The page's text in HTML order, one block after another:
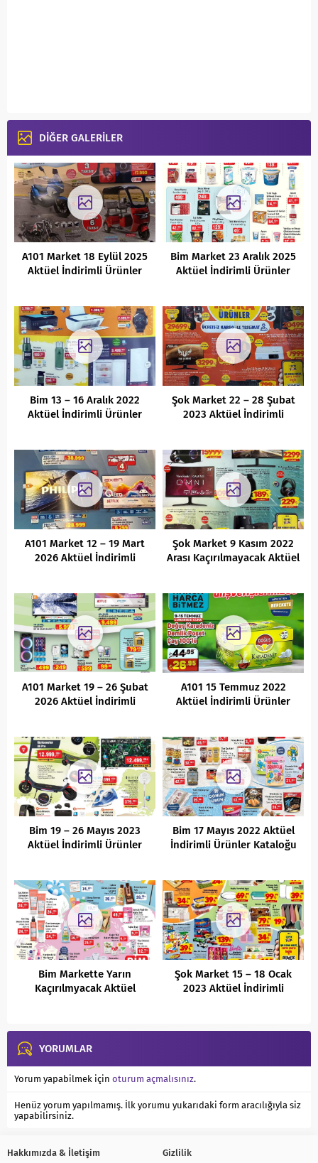
DİĞER GALERİLER
A101 Market 18 Eylül 2025
Aktüel İndirimli Ürünler
Bim Market 23 Aralık 2025
Aktüel İndirimli Ürünler
Bim 13 – 16 Aralık 2022
Aktüel İndirimli Ürünler
Şok Market 22 – 28 Şubat
2023 Aktüel İndirimli
A101 Market 12 – 19 Mart
2026 Aktüel İndirimli
Şok Market 9 Kasım 2022
Arası Kaçırılmayacak Aktüel
A101 Market 19 – 26 Şubat
2026 Aktüel İndirimli
A101 15 Temmuz 2022
Aktüel İndirimli Ürünler
Bim 19 – 26 Mayıs 2023
Aktüel İndirimli Ürünler
Bim 17 Mayıs 2022 Aktüel
İndirimli Ürünler Kataloğu
Bim Markette Yarın
Kaçırılmyacak Aktüel
Şok Market 15 – 18 Ocak
2023 Aktüel İndirimli
YORUMLAR
Yorum yapabilmek için oturum açmalısınız.
Henüz yorum yapılmamış. İlk yorumu yukarıdaki form aracılığıyla siz
yapabilirsiniz.
Hakkımızda & İletişim Gizlilik